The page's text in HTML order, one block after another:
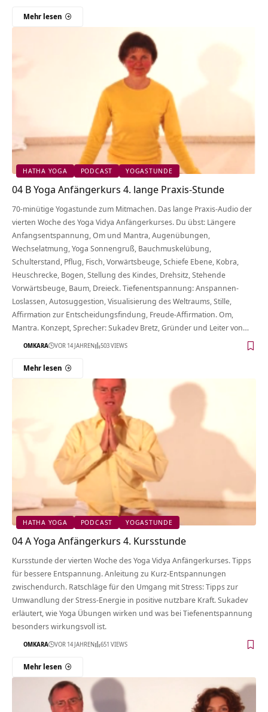
Mehr lesen
HATHA YOGA PODCAST YOGASTUNDE
04 B Yoga Anfängerkurs 4. lange Praxis-Stunde
70-minütige Yogastunde zum Mitmachen. Das lange Praxis-Audio der
vierten Woche des Yoga Vidya Anfängerkurses. Du übst: Längere
Anfangsentspannung, Om und Mantra, Augenübungen,
Wechselatmung, Yoga Sonnengruß, Bauchmuskelübung,
Schulterstand, Pflug, Fisch, Vorwärtsbeuge, Schiefe Ebene, Kobra,
Heuschrecke, Bogen, Stellung des Kindes, Drehsitz, Stehende
Vorwärtsbeuge, Baum, Dreieck. Tiefenentspannung: Anspannen-
Loslassen, Autosuggestion, Visualisierung des Weltraums, Stille,
Affirmation zur Entscheidungsfindung, Freude-Affirmation. Om,
Mantra. Konzept, Sprecher: Sukadev Bretz, Gründer und Leiter von…
OMKARA VOR 14 JAHREN 503 VIEWS
Mehr lesen
HATHA YOGA PODCAST YOGASTUNDE
04 A Yoga Anfängerkurs 4. Kursstunde
Kursstunde der vierten Woche des Yoga Vidya Anfängerkurses. Tipps
für bessere Entspannung. Anleitung zu Kurz-Entspannungen
zwischendurch. Ratschläge für den Umgang mit Stress: Tipps zur
Umwandlung der Stress-Energie in positive nutzbare Kraft. Sukadev
erläutert, wie Yoga Übungen wirken und was bei Tiefenentspannung
besonders wirkungsvoll ist.
OMKARA VOR 14 JAHREN 651 VIEWS
Mehr lesen